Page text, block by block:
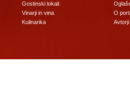
Gostinski lokali
Vinarji in vina
Kulinarika
O
Avtorji